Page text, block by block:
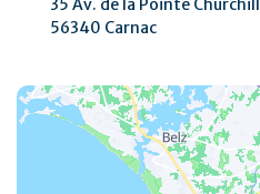
56340 Carnac